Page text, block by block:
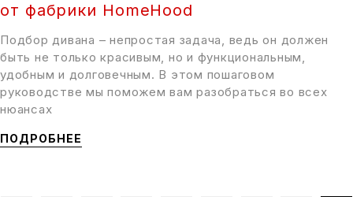
от фабрики HomeHood
Подбор дивана – непростая задача, ведь он должен
быть не только красивым, но и функциональным,
удобным и долговечным. В этом пошаговом
руководстве мы поможем вам разобраться во всех
нюансах
ПОДРОБНЕЕ